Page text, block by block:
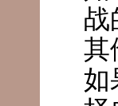
战
其
如